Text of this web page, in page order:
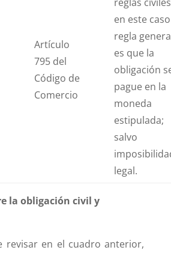
Artículo
795 del
Código de
Comercio
reglas
en este
regla
es que la
obligación
pague en la
moneda
estipulada;
salvo
legal.
la obligación civil y
revisar en el cuadro anterior,